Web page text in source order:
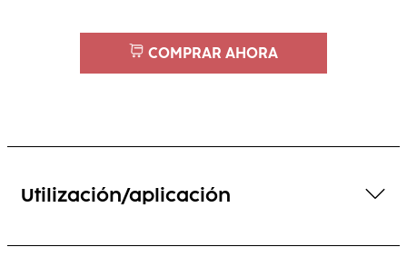
COMPRAR AHORA
Utilización/aplicación